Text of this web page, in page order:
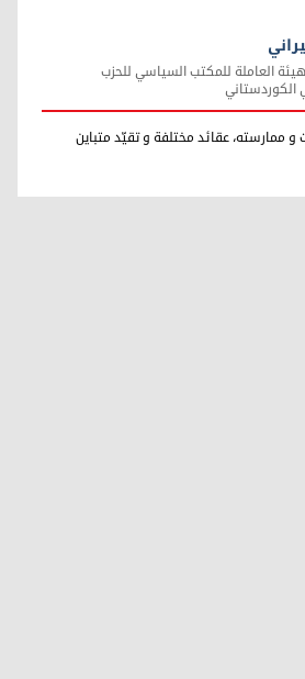
العاملة للمكتب السياسي للحزب
الكوردستاني
و ممارسته، عقائد مختلفة و تقيّد متباين